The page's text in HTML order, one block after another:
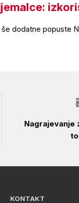
dodatne popuste
Nagrajevanje
KONTAKT